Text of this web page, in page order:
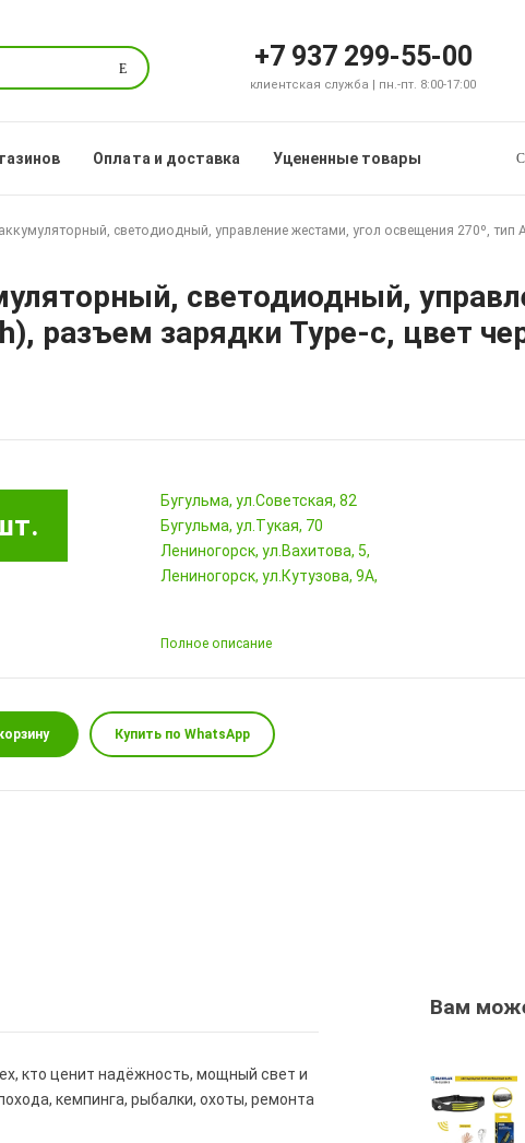
Поиск +7 937 299-55-00
клиентская служба | пн.-пт. 8:00-17:00
Оплата и доставка Уцененные товары
светодиодный, управление жестами, угол освещения 270º,
светодиодный,
разъем зарядки Type-c, цвет
Бугульма, ул.Советская, 82
Бугульма, ул.Тукая, 70
Лениногорск, ул.Вахитова, 5,
Лениногорск, ул.Кутузова, 9А,
Полное описание
Купить по WhatsApp
кто ценит надёжность, мощный свет и
кемпинга, рыбалки, охоты, ремонта
Вам